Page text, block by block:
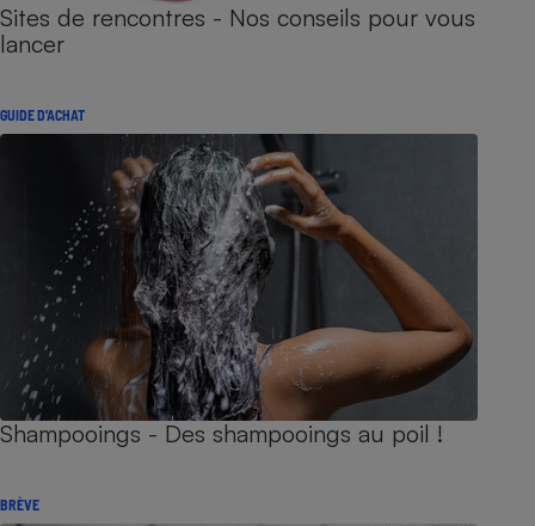
Sites de rencontres - Nos conseils pour vous
lancer
GUIDE D'ACHAT
Shampooings - Des shampooings au poil !
BRÈVE